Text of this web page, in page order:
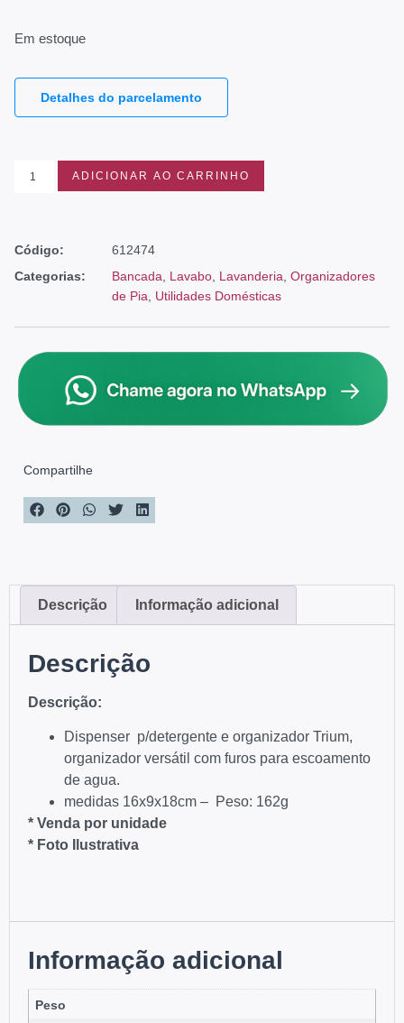
Em estoque
Detalhes do parcelamento
ADICIONAR AO CARRINHO
Código:
612474
Categorias:
Bancada Lavabo Lavanderia Organizadores
de Pia
Utilidades Domésticas
Compartilhe
Descrição Informação adicional
Descrição
Descrição:
Dispenser p/detergente e organizador Trium,
organizador versátil com furos para escoamento
de agua.
medidas 16x9x18cm – Peso: 162g
* Venda por unidade
* Foto Ilustrativa
Informação adicional
Peso